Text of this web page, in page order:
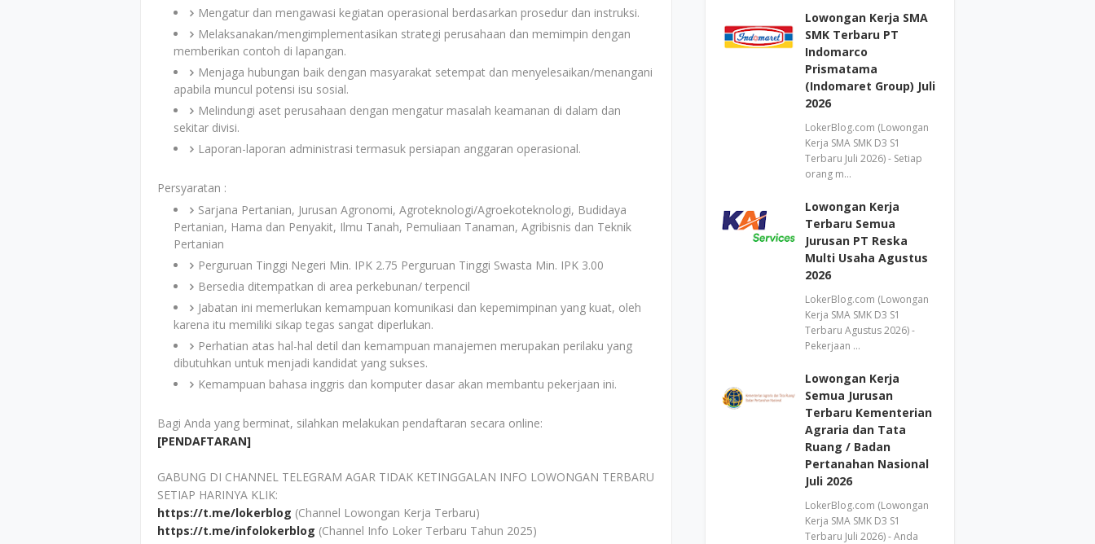
Mengatur dan mengawasi kegiatan operasional berdasarkan prosedur dan instruksi.
Melaksanakan/mengimplementasikan strategi perusahaan dan memimpin dengan
memberikan contoh di lapangan.
Menjaga hubungan baik dengan masyarakat setempat dan menyelesaikan/menangani
apabila muncul potensi isu sosial.
Melindungi aset perusahaan dengan mengatur masalah keamanan di dalam dan
sekitar divisi.
Laporan-laporan administrasi termasuk persiapan anggaran operasional.
Persyaratan :
Sarjana Pertanian, Jurusan Agronomi, Agroteknologi/Agroekoteknologi, Budidaya
Pertanian, Hama dan Penyakit, Ilmu Tanah, Pemuliaan Tanaman, Agribisnis dan Teknik
Pertanian
Perguruan Tinggi Negeri Min. IPK 2.75 Perguruan Tinggi Swasta Min. IPK 3.00
Bersedia ditempatkan di area perkebunan/ terpencil
Jabatan ini memerlukan kemampuan komunikasi dan kepemimpinan yang kuat, oleh
karena itu memiliki sikap tegas sangat diperlukan.
Perhatian atas hal-hal detil dan kemampuan manajemen merupakan perilaku yang
dibutuhkan untuk menjadi kandidat yang sukses.
Kemampuan bahasa inggris dan komputer dasar akan membantu pekerjaan ini.
Bagi Anda yang berminat, silahkan melakukan pendaftaran secara online:
[PENDAFTARAN]
GABUNG DI CHANNEL TELEGRAM AGAR TIDAK KETINGGALAN INFO LOWONGAN TERBARU
SETIAP HARINYA KLIK:
https://t.me/lokerblog (Channel Lowongan Kerja Terbaru)
https://t.me/infolokerblog (Channel Info Loker Terbaru Tahun 2025)
Lowongan Kerja SMA
SMK Terbaru PT
Indomarco
Prismatama
(Indomaret Group) Juli
2026
LokerBlog.com (Lowongan
Kerja SMA SMK D3 S1
Terbaru Juli 2026) - Setiap
orang m…
Lowongan Kerja
Terbaru Semua
Jurusan PT Reska
Multi Usaha Agustus
2026
LokerBlog.com (Lowongan
Kerja SMA SMK D3 S1
Terbaru Agustus 2026) -
Pekerjaan …
Lowongan Kerja
Semua Jurusan
Terbaru Kementerian
Agraria dan Tata
Ruang / Badan
Pertanahan Nasional
Juli 2026
LokerBlog.com (Lowongan
Kerja SMA SMK D3 S1
Terbaru Juli 2026) - Anda